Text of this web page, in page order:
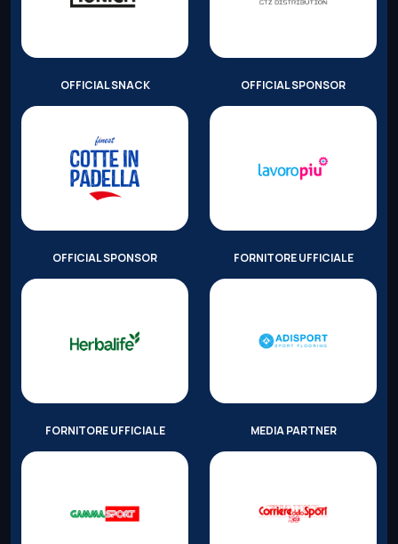
OFFICIAL SNACK OFFICIAL SPONSOR
OFFICIAL SPONSOR FORNITORE UFFICIALE
FORNITORE UFFICIALE MEDIA PARTNER